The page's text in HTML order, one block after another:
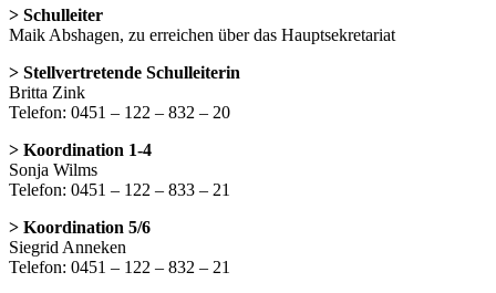
> Schulleiter
Maik Abshagen, zu erreichen über das Hauptsekretariat
> Stellvertretende Schulleiterin
Britta Zink
Telefon: 0451 – 122 – 832 – 20
> Koordination 1-4
Sonja Wilms
Telefon: 0451 – 122 – 833 – 21
> Koordination 5/6
Siegrid Anneken
Telefon: 0451 – 122 – 832 – 21